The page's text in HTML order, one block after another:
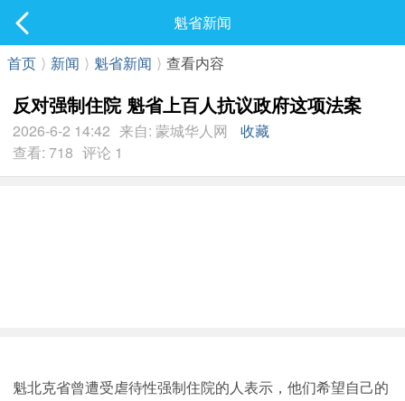
最新发表
魁省新闻
首页 ⟩ 新闻 ⟩ 魁省新闻 ⟩ 查看内容
反对强制住院 魁省上百人抗议政府这项法案
2026-6-2 14:42 来自: 蒙城华人网
收藏
查看: 718 评论 1
魁北克省曾遭受虐待性强制住院的人表示，他们希望自己的